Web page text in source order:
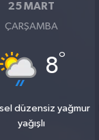
25 MART
ÇARŞAMBA
8°
düzensiz yağmur
yağışlı